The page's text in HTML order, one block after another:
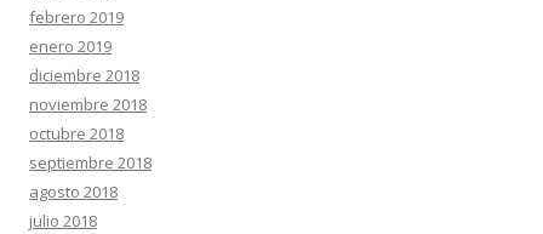
febrero 2019
enero 2019
diciembre 2018
noviembre 2018
octubre 2018
septiembre 2018
agosto 2018
julio 2018